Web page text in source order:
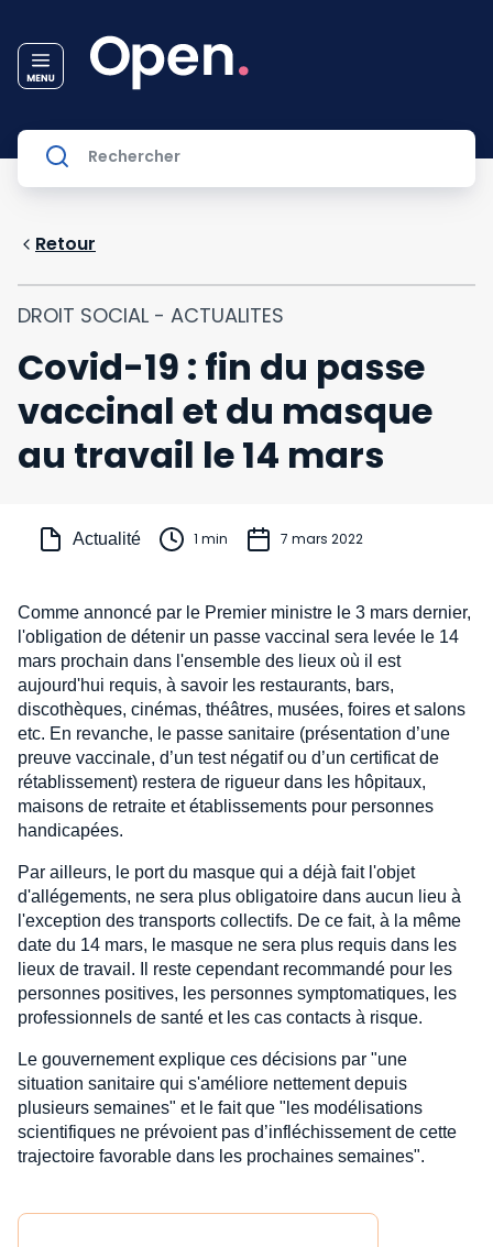
Retour
DROIT SOCIAL - ACTUALITES
Covid-19 : fin du passe
vaccinal et du masque
au travail le 14 mars
Actualité 1 min 7 mars 2022
Comme annoncé par le Premier ministre le 3 mars dernier,
l'obligation de détenir un passe vaccinal sera levée le 14
mars prochain dans l'ensemble des lieux où il est
aujourd'hui requis, à savoir les restaurants, bars,
discothèques, cinémas, théâtres, musées, foires et salons
etc. En revanche, le passe sanitaire (présentation d’une
preuve vaccinale, d’un test négatif ou d’un certificat de
rétablissement) restera de rigueur dans les hôpitaux,
maisons de retraite et établissements pour personnes
handicapées.
Par ailleurs, le port du masque qui a déjà fait l'objet
d'allégements, ne sera plus obligatoire dans aucun lieu à
l'exception des transports collectifs. De ce fait, à la même
date du 14 mars, le masque ne sera plus requis dans les
lieux de travail. Il reste cependant recommandé pour les
personnes positives, les personnes symptomatiques, les
professionnels de santé et les cas contacts à risque.
Le gouvernement explique ces décisions par "une
situation sanitaire qui s'améliore nettement depuis
plusieurs semaines" et le fait que "les modélisations
scientifiques ne prévoient pas d’infléchissement de cette
trajectoire favorable dans les prochaines semaines".